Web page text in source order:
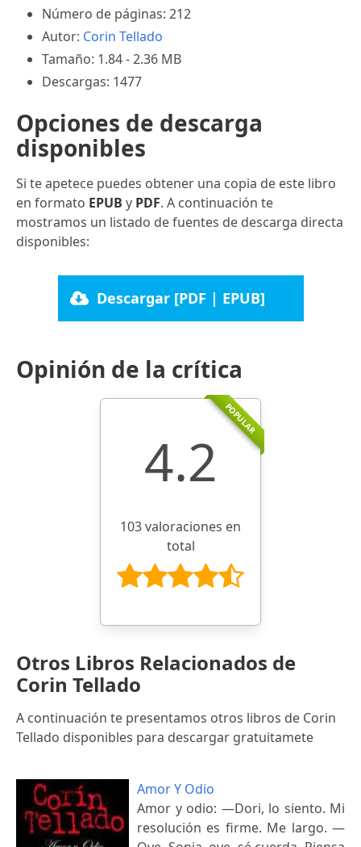
Número de páginas: 212
Autor: Corin Tellado
Tamaño: 1.84 - 2.36 MB
Descargas: 1477
Opciones de descarga
disponibles
Si te apetece puedes obtener una copia de este libro
en formato EPUB y PDF. A continuación te
mostramos un listado de fuentes de descarga directa
disponibles:
Descargar [PDF | EPUB]
Opinión de la crítica
POPULAR
4.2
103 valoraciones en
total
Otros Libros Relacionados de
Corin Tellado
A continuación te presentamos otros libros de Corin
Tellado disponibles para descargar gratuitamete
Amor Y Odio
Amor y odio: —Dori, lo siento. Mi
resolución es firme. Me largo. —